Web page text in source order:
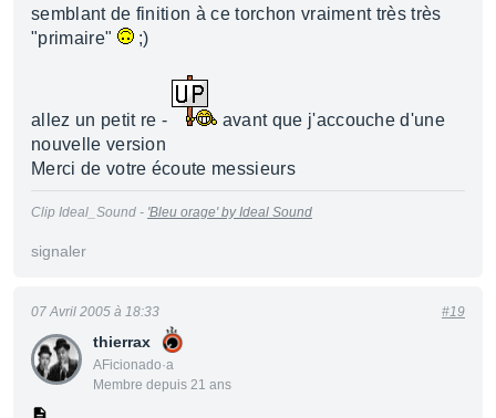
semblant de finition à ce torchon vraiment très très
"primaire"
;)
allez un petit re -
avant que j'accouche d'une
nouvelle version
Merci de votre écoute messieurs
Clip Ideal_Sound - 'Bleu orage' by Ideal Sound
signaler
thierrax
AFicionado·a
Membre depuis 21 ans
07 Avril 2005 à 18:33 #19